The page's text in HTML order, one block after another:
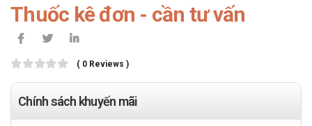
Thuốc kê đơn - cần tư vấn
( 0 Reviews )
Chính sách khuyến mãi